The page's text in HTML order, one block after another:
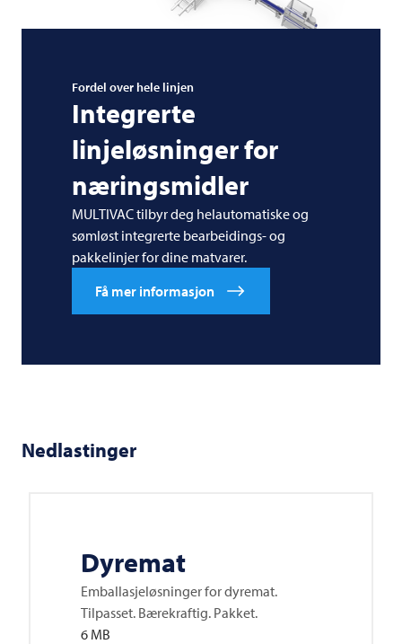
Fordel over hele linjen
Integrerte
linjeløsninger for
næringsmidler
MULTIVAC tilbyr deg helautomatiske og
sømløst integrerte bearbeidings- og
pakkelinjer for dine matvarer.
Få mer informasjon
Nedlastinger
Dyremat
Emballasjeløsninger for dyremat.
Tilpasset. Bærekraftig. Pakket.
6 MB